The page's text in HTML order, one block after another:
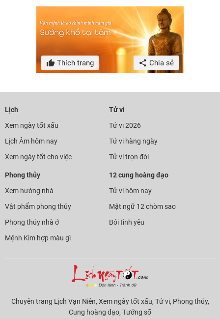
Thích trang Chia sẻ
Lịch
Xem ngày tốt xấu
Lịch Âm hôm nay
Xem ngày tốt cho việc
Tử vi
Tử vi 2026
Tử vi hàng ngày
Tử vi trọn đời
Phong thủy
Xem hướng nhà
Vật phẩm phong thủy
Phong thủy nhà ở
Mệnh Kim hợp màu gì
12 cung hoàng đạo
Tử vi hôm nay
Mật ngữ 12 chòm sao
Bói tình yêu
Chuyên trang Lịch Vạn Niên, Xem ngày tốt xấu, Tử vi, Phong thủy,
Cung hoàng đạo, Tướng số